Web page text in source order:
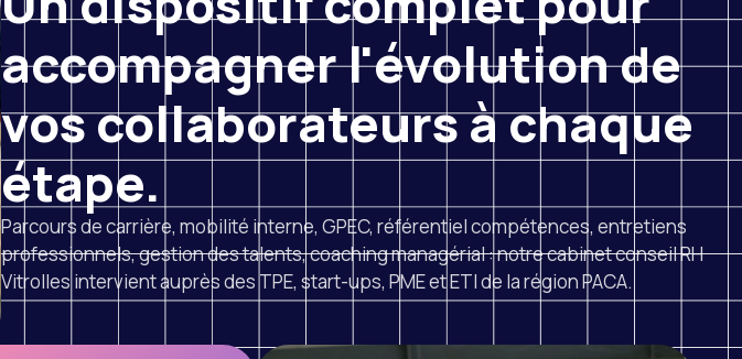
accompagner l'évolution de
vos collaborateurs à chaque
étape.
Parcours de carrière, mobilité interne, GPEC, référentiel compétences, entretiens
professionnels, gestion des talents, coaching managérial : notre cabinet conseil RH
Vitrolles intervient auprès des TPE, start-ups, PME et ETI de la région PACA.